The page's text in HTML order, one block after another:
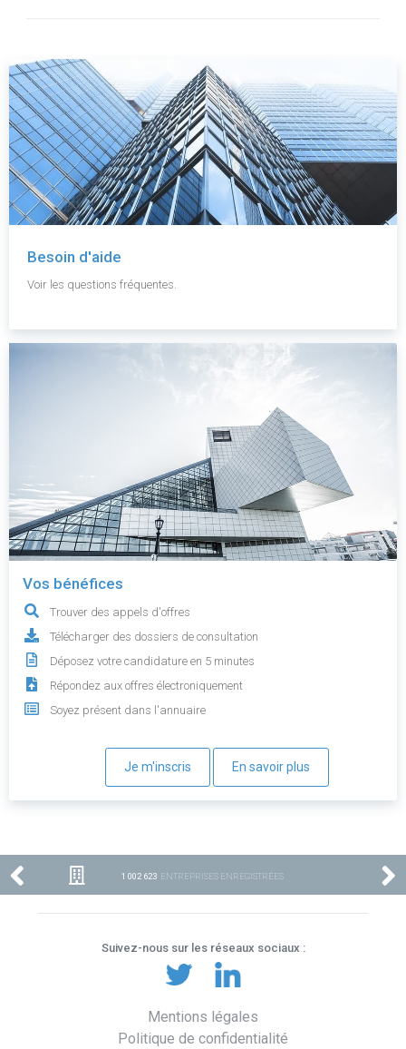
Besoin d'aide
Voir les questions fréquentes.
Vos bénéfices
Trouver des appels d'offres
Télécharger des dossiers de consultation
Déposez votre candidature en 5 minutes
Répondez aux offres électroniquement
Soyez présent dans l'annuaire
Je m'inscris En savoir plus
1 002 623 ENTREPRISES ENREGISTRÉES
Suivez-nous sur les réseaux sociaux :
Mentions légales
Politique de confidentialité